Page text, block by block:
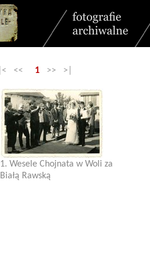
|< << 1 >> >|
1. Wesele Chojnata w Woli za
Białą Rawską